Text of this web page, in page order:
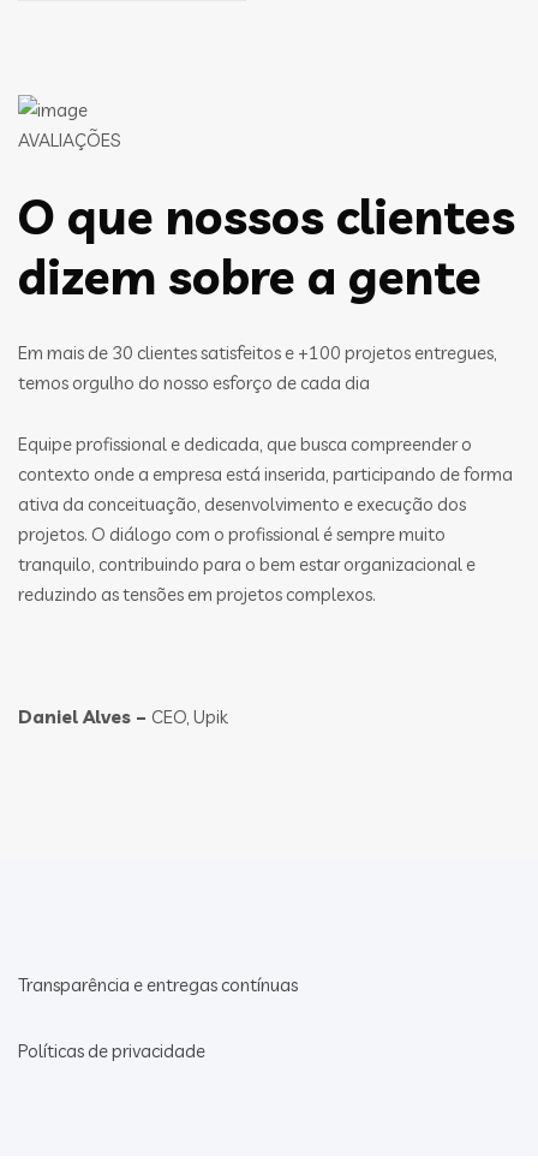
AVALIAÇÕES
O que nossos clientes
dizem sobre a gente
Em mais de 30 clientes satisfeitos e +100 projetos entregues,
temos orgulho do nosso esforço de cada dia
Equipe profissional e dedicada, que busca compreender o
contexto onde a empresa está inserida, participando de forma
ativa da conceituação, desenvolvimento e execução dos
projetos. O diálogo com o profissional é sempre muito
tranquilo, contribuindo para o bem estar organizacional e
reduzindo as tensões em projetos complexos.
Daniel Alves – CEO, Upik
Transparência e entregas contínuas
Políticas de privacidade